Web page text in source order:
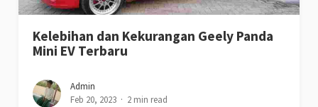
Kelebihan dan Kekurangan Geely Panda
Mini EV Terbaru
Admin
Feb 20, 2023
2 min read